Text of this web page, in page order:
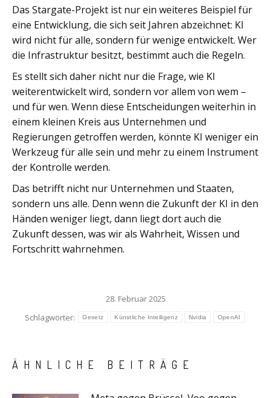
Das Stargate-Projekt ist nur ein weiteres Beispiel für
eine Entwicklung, die sich seit Jahren abzeichnet: KI
wird nicht für alle, sondern für wenige entwickelt. Wer
die Infrastruktur besitzt, bestimmt auch die Regeln.
Es stellt sich daher nicht nur die Frage, wie KI
weiterentwickelt wird, sondern vor allem von wem –
und für wen. Wenn diese Entscheidungen weiterhin in
einem kleinen Kreis aus Unternehmen und
Regierungen getroffen werden, könnte KI weniger ein
Werkzeug für alle sein und mehr zu einem Instrument
der Kontrolle werden.
Das betrifft nicht nur Unternehmen und Staaten,
sondern uns alle. Denn wenn die Zukunft der KI in den
Händen weniger liegt, dann liegt dort auch die
Zukunft dessen, was wir als Wahrheit, Wissen und
Fortschritt wahrnehmen.
28. Februar 2025
Schlagwörter:
Gesetz Künstliche Intelligenz Nvidia OpenAI
ÄHNLICHE BEITRÄGE